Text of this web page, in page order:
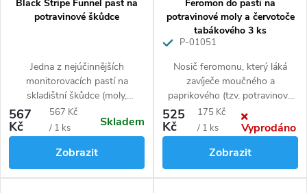
Black Stripe Funnel past na
potravinové škůdce
Jedna z nejúčinnějších
monitorovacích pastí na
skladištní škůdce (moly,
zavíječe).
567
Kč
Měrná
cena:
567 Kč
/ 1 ks
Skladem
Zobrazit
Feromon do pasti na
potravinové moly a červotoče
tabákového 3 ks
P-01051
Nosič feromonu, který láká
zavíječe moučného a
paprikového (tzv. potravinové
moly) a červotoče tabákového.
Bez insekticidů - bezpečné
použití pro lidi i domácí zvířata.
525
Kč
Měrná
cena:
175 Kč
/ 1 ks
Vyprodáno
Zobrazit